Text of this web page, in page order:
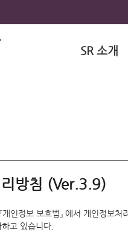
SR 소개
방침 (Ver.3.9)
개인정보 보호법』 에서 개인정보
고 있습니다.